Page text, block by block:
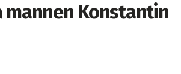
mannen Konstantin